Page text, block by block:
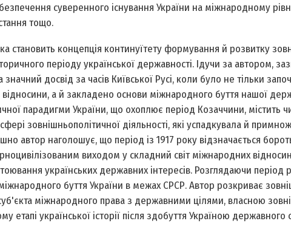
суверенного існування України на міжнародному
тощо.
становить концепція континуїтету формування й розвитку
періоду української державності. Ідучи за автором,
досвід за часів Київської Русі, коли було не тільки
а й закладено основи міжнародного буття нашої
парадигми України, що охоплює період Козаччини, містить
зовнішньополітичної діяльності, які успадкувала й
автор наголошує, що період із 1917 року відзначається
виходом у складний світ міжнародних
українських державних інтересів. Розглядаючи період
буття України в межах СРСР. Автор розкриває
міжнародного права з державними цілями, власною
української історії після здобуття Україною державного